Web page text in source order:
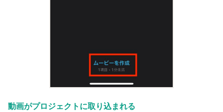
動画がプロジェクトに取り込まれる